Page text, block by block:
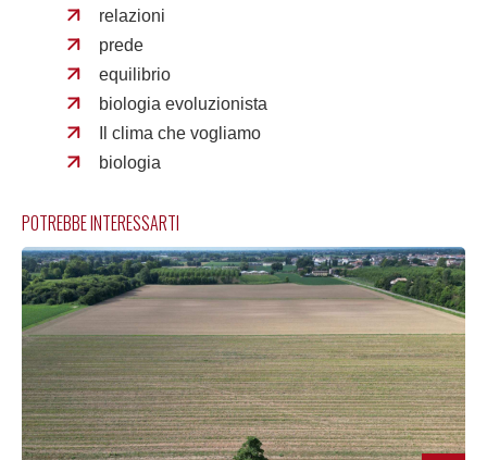
relazioni
prede
equilibrio
biologia evoluzionista
Il clima che vogliamo
biologia
POTREBBE INTERESSARTI